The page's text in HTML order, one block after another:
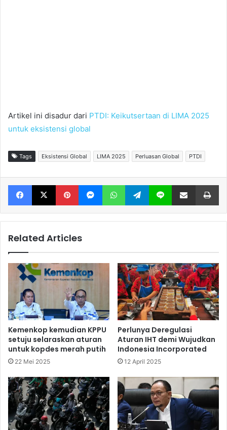
Artikel ini disadur dari PTDI: Keikutsertaan di LIMA 2025
untuk eksistensi global
Tags Eksistensi Global LIMA 2025 Perluasan Global PTDI
Facebook X Pinterest Messenger WhatsApp Telegram Line Share via Email
Related Articles
Kemenkop kemudian KPPU
setuju selaraskan aturan
untuk kopdes merah putih
22 Mei 2025
Perlunya Deregulasi
Aturan IHT demi Wujudkan
Indonesia Incorporated
12 April 2025